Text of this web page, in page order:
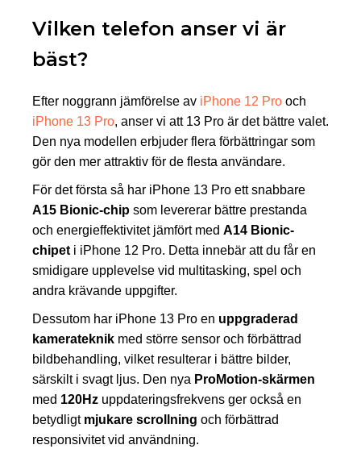
Vilken telefon anser vi är
bäst?
Efter noggrann jämförelse av iPhone 12 Pro och
iPhone 13 Pro, anser vi att 13 Pro är det bättre valet.
Den nya modellen erbjuder flera förbättringar som
gör den mer attraktiv för de flesta användare.
För det första så har iPhone 13 Pro ett snabbare
A15 Bionic-chip som levererar bättre prestanda
och energieffektivitet jämfört med A14 Bionic-
chipet i iPhone 12 Pro. Detta innebär att du får en
smidigare upplevelse vid multitasking, spel och
andra krävande uppgifter.
Dessutom har iPhone 13 Pro en uppgraderad
kamerateknik med större sensor och förbättrad
bildbehandling, vilket resulterar i bättre bilder,
särskilt i svagt ljus. Den nya ProMotion-skärmen
med 120Hz uppdateringsfrekvens ger också en
betydligt mjukare scrollning och förbättrad
responsivitet vid användning.